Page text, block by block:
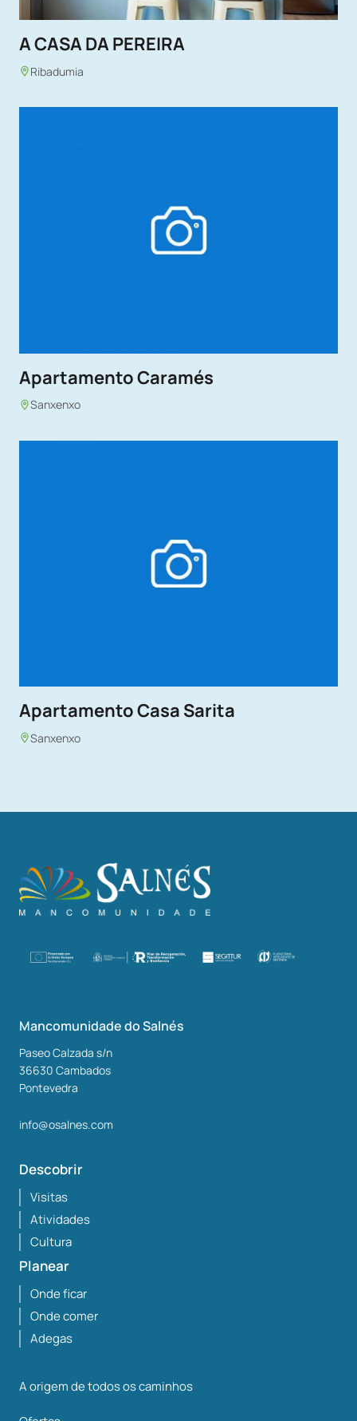
A CASA DA PEREIRA
Ribadumia
Apartamento Caramés
Sanxenxo
Apartamento Casa Sarita
Sanxenxo
Mancomunidade do Salnés
Paseo Calzada s/n
36630 Cambados
Pontevedra
info@osalnes.com
Descobrir
Visitas
Atividades
Cultura
Planear
Onde ficar
Onde comer
Adegas
A origem de todos os caminhos